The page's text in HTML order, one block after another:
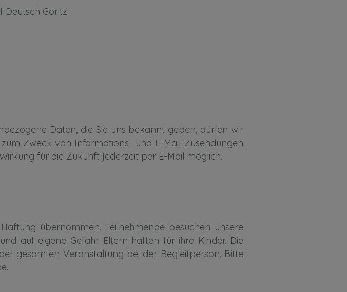
Goritz
Daten, die Sie uns bekannt geben, dürfen wir
Zweck von Informations- und E-Mail-Zusendungen
für die Zukunft jederzeit per E-Mail möglich.
übernommen. Teilnehmende besuchen unsere
auf eigene Gefahr. Eltern haften für ihre Kinder. Die
gesamten Veranstaltung bei der Begleitperson. Bitte